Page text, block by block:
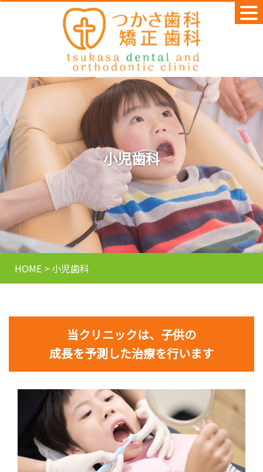
Skip
小児歯科
HOME > 小児歯科
当クリニックは、子供の
成長を予測した治療を行います